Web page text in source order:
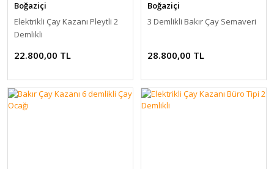
Boğaziçi
Elektrikli Çay Kazanı Pleytli 2
Demlikli
22.800,00 TL
Boğaziçi
3 Demlikli Bakır Çay Semaveri
28.800,00 TL